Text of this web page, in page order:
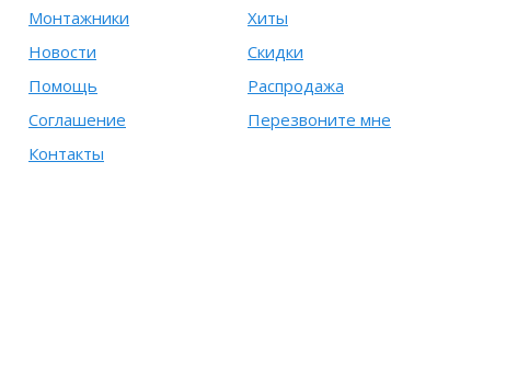
Монтажники
Новости
Помощь
Соглашение
Контакты
Хиты
Скидки
Распродажа
Перезвоните мне